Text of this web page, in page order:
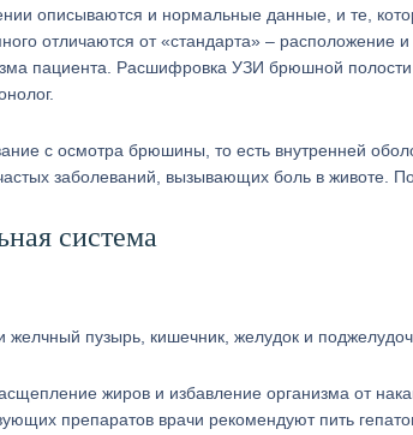
описываются и нормальные данные, и те,
отличаются от «стандарта» – расположение
пациента. Расшифровка УЗИ брюшной
с осмотра брюшины, то есть внутренней
заболеваний, вызывающих боль в животе.
система
желчный пузырь, кишечник, желудок и
жиров и избавление организма от
препаратов врачи рекомендуют пить